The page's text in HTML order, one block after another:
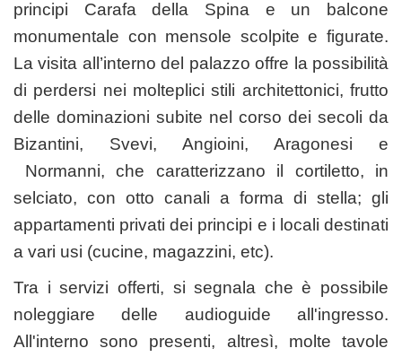
principi Carafa della Spina e un balcone
monumentale con mensole scolpite e figurate.
La visita all’interno del palazzo offre la possibilità
di perdersi nei molteplici stili architettonici, frutto
delle dominazioni subite nel corso dei secoli da
Bizantini, Svevi, Angioini, Aragonesi e
Normanni, che caratterizzano il cortiletto, in
selciato, con otto canali a forma di stella; gli
appartamenti privati dei principi e i locali destinati
a vari usi (cucine, magazzini, etc).
Tra i servizi offerti, si segnala che è possibile
noleggiare delle audioguide all'ingresso.
All'interno sono presenti, altresì, molte tavole